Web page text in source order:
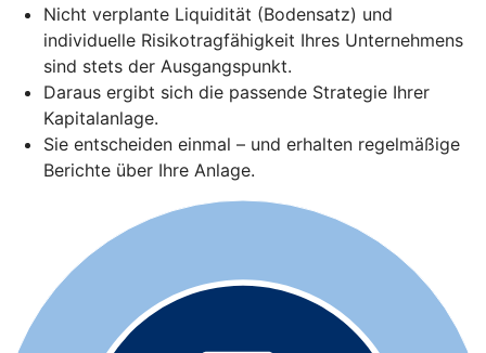
Nicht verplante Liquidität (Bodensatz) und
individuelle Risikotragfähigkeit Ihres Unternehmens
sind stets der Ausgangspunkt.
Daraus ergibt sich die passende Strategie Ihrer
Kapitalanlage.
Sie entscheiden einmal – und erhalten regelmäßige
Berichte über Ihre Anlage.